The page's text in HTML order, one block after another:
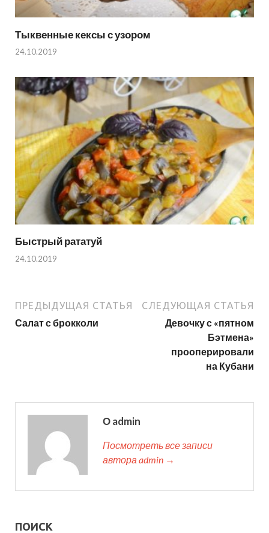
Тыквенные кексы с узором
24.10.2019
Быстрый рататуй
24.10.2019
ПРЕДЫДУЩАЯ СТАТЬЯ
Салат с брокколи
СЛЕДУЮЩАЯ СТАТЬЯ
Девочку с «пятном
Бэтмена»
прооперировали
на Кубани
О admin
Посмотреть все записи
автора admin →
ПОИСК